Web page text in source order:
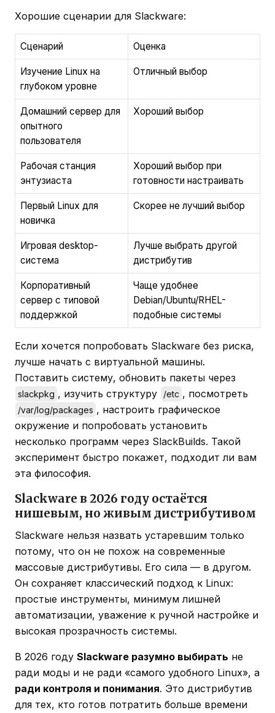
Хорошие сценарии для Slackware:
Сценарий Оценка
Изучение Linux на
глубоком уровне
Отличный выбор
Домашний сервер для
опытного
пользователя
Хороший выбор
Рабочая станция
энтузиаста
Хороший выбор при
готовности настраивать
Первый Linux для
новичка
Скорее не лучший выбор
Игровая desktop-
система
Лучше выбрать другой
дистрибутив
Корпоративный
сервер с типовой
поддержкой
Чаще удобнее
Debian/Ubuntu/RHEL-
подобные системы
Если хочется попробовать Slackware без риска,
лучше начать с виртуальной машины.
Поставить систему, обновить пакеты через
slackpkg , изучить структуру /etc , посмотреть
/var/log/packages , настроить графическое
окружение и попробовать установить
несколько программ через SlackBuilds. Такой
эксперимент быстро покажет, подходит ли вам
эта философия.
Slackware в 2026 году остаётся
нишевым, но живым дистрибутивом
Slackware нельзя назвать устаревшим только
потому, что он не похож на современные
массовые дистрибутивы. Его сила — в другом.
Он сохраняет классический подход к Linux:
простые инструменты, минимум лишней
автоматизации, уважение к ручной настройке и
высокая прозрачность системы.
В 2026 году Slackware разумно выбирать не
ради моды и не ради «самого удобного Linux», а
ради контроля и понимания. Это дистрибутив
для тех, кто готов потратить больше времени